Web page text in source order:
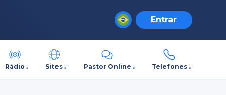
Entrar
Rádio Sites Pastor Online Telefones